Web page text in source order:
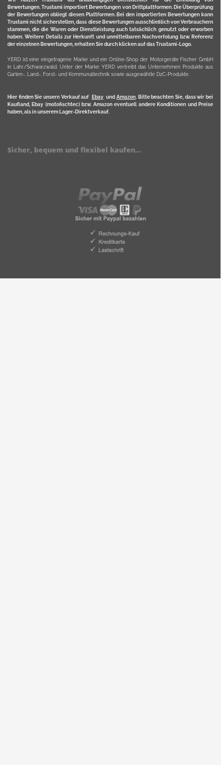
Bewertungen. Trustami importiert Bewertungen von Drittplattformen. Die Überprüfung
der Bewertungen obliegt diesen Plattformen. Bei den importierten Bewertungen kann
Trustami nicht sicherstellen, dass diese Bewertungen ausschließlich von Verbrauchern
stammen, die die Waren oder Dienstleistung auch tatsächlich genutzt oder erworben
haben. Weitere Details zur Herkunft und unmittelbaren Nachverfolung bzw. Referenz
der einzelnen Bewertungen, erhalten Sie durch klicken auf das Trustami-Logo.
YERD ist eine eingetragene Marke und ein Online-Shop der Motorgeräte Fischer GmbH
in Lahr/Schwarzwald. Unter der Marke YERD vertreibt das Unternehmen Produkte aus
Garten-, Land-, Forst- und Kommunaltechnik sowie ausgewählte D2C-Produkte.
Hier finden Sie unsern Verkauf auf Ebayund Amazon. Bitte beachten Sie, dass wir bei
Kaufland, Ebay (motofischtec) bzw. Amazon eventuell andere Konditionen und Preise
haben, als in unserem Lager-Direktverkauf.
Sicher, bequem und flexibel kaufen...